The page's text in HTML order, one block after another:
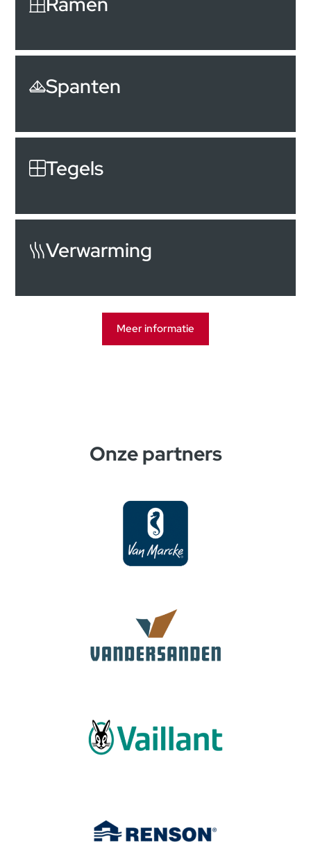
Spanten
Tegels
Verwarming
Meer informatie
Onze partners